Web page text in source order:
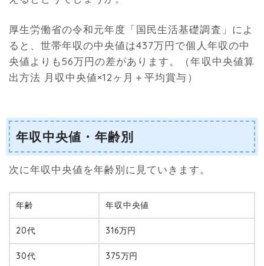
厚生労働省の令和元年度「国民生活基礎調査」によ
ると、世帯年収の中央値は437万円で個人年収の中
央値よりも56万円の差があります。（年収中央値算
出方法 月収中央値×12ヶ月＋平均賞与）
年収中央値・年齢別
次に年収中央値を年齢別に見ていきます。
年齢 年収中央値
20代 316万円
30代 375万円